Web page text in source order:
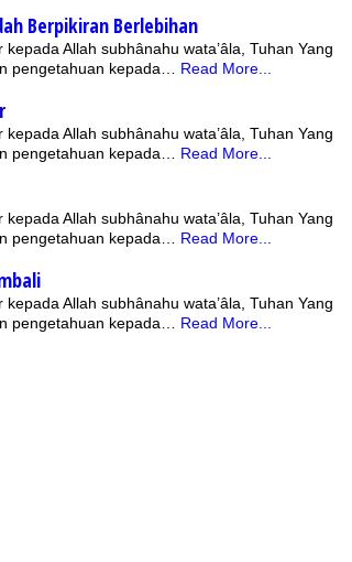
Berpikiran Berlebihan
Allah subhânahu wata’âla, Tuhan Yang
pengetahuan kepada…
Read More...
Allah subhânahu wata’âla, Tuhan Yang
pengetahuan kepada…
Read More...
Allah subhânahu wata’âla, Tuhan Yang
pengetahuan kepada…
Read More...
Allah subhânahu wata’âla, Tuhan Yang
pengetahuan kepada…
Read More...